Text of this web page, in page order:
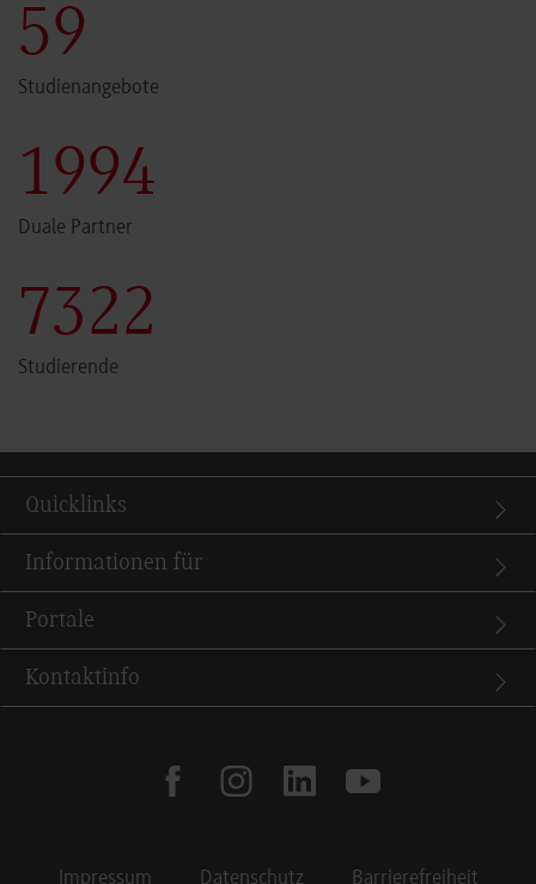
60
Studienangebote
2000
Duale Partner
7341
Studierende
Quicklinks
Informationen für
Portale
Kontaktinfo
facebookinstagramlinkedin youtube